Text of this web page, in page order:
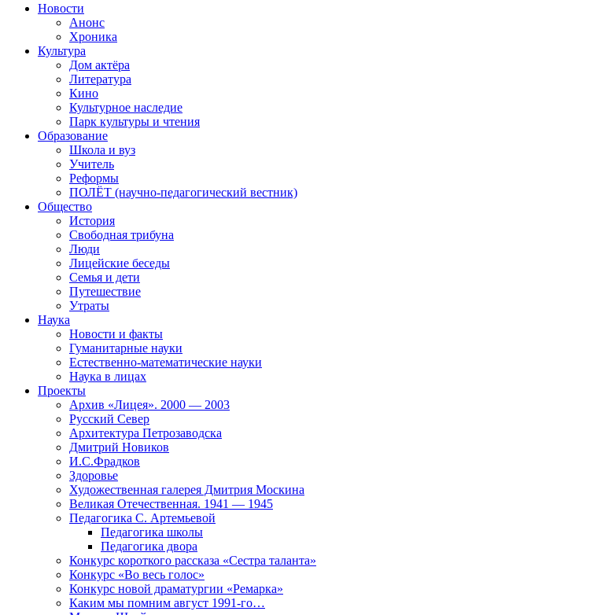
Новости
Анонс
Хроника
Культура
Дом актёра
Литература
Кино
Культурное наследие
Парк культуры и чтения
Образование
Школа и вуз
Учитель
Реформы
ПОЛЁТ (научно-педагогический вестник)
Общество
История
Свободная трибуна
Люди
Лицейские беседы
Семья и дети
Путешествие
Утраты
Наука
Новости и факты
Гуманитарные науки
Естественно-математические науки
Наука в лицах
Проекты
Архив «Лицея». 2000 — 2003
Русский Север
Архитектура Петрозаводска
Дмитрий Новиков
И.С.Фрадков
Здоровье
Художественная галерея Дмитрия Москина
Великая Отечественная. 1941 — 1945
Педагогика С. Артемьевой
Педагогика школы
Педагогика двора
Конкурс короткого рассказа «Сестра таланта»
Конкурс «Во весь голос»
Конкурс новой драматургии «Ремарка»
Каким мы помним август 1991-го…